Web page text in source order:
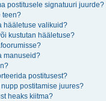
postitusele signatuuri juurde?
teen?
hääletuse valikuid?
kustutan hääletuse?
manuseid?
postitusest?
postitamise juures?
heaks kiitma?